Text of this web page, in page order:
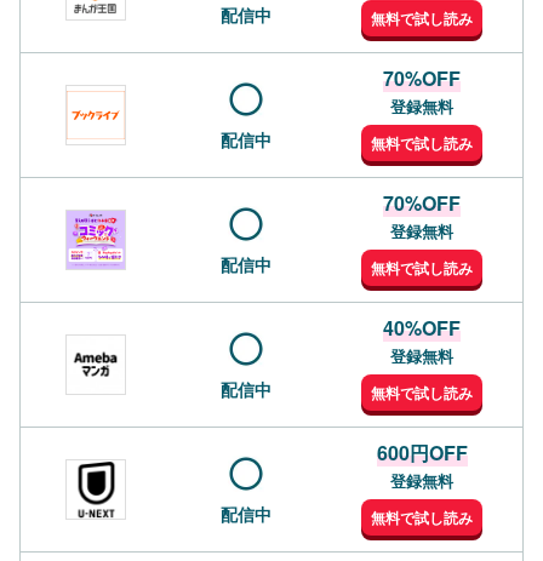
配信中 無料で試し読み
配信中
70%OFF
登録無料
無料で試し読み
配信中
70%OFF
登録無料
無料で試し読み
配信中
40%OFF
登録無料
無料で試し読み
配信中
600円OFF
登録無料
無料で試し読み